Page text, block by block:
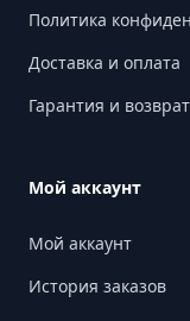
Политика
Доставка и оплата
Гарантия и возврат
Мой аккаунт
Мой аккаунт
История заказов